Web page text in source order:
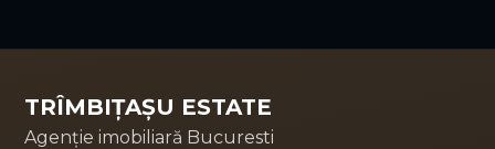
TRÎMBIȚAȘU ESTATE
Agenție imobiliară Bucuresti